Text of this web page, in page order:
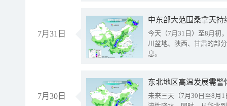
7月31日
中东部大范围桑拿天
今天（7月31日）至8月初
川盆地、陕西、甘肃的部
息。
7月30日
东北地区高温发展需
未来三天（7月30日至8月